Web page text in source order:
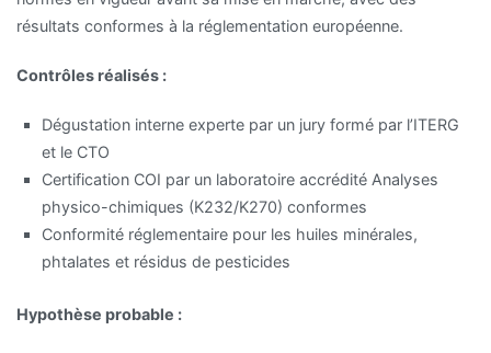
résultats conformes à la réglementation européenne.
Contrôles réalisés :
Dégustation interne experte par un jury formé par l’ITERG
et le CTO
Certification COI par un laboratoire accrédité Analyses
physico-chimiques (K232/K270) conformes
Conformité réglementaire pour les huiles minérales,
phtalates et résidus de pesticides
Hypothèse probable :